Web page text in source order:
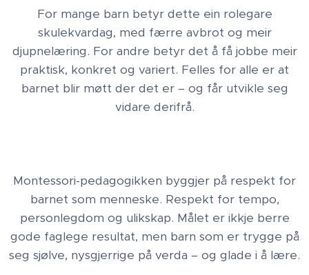
For mange barn betyr dette ein rolegare
skulekvardag, med færre avbrot og meir
djupnelæring. For andre betyr det å få jobbe meir
praktisk, konkret og variert. Felles for alle er at
barnet blir møtt der det er – og får utvikle seg
vidare derifrå.
Montessori-pedagogikken byggjer på respekt for
barnet som menneske. Respekt for tempo,
personlegdom og ulikskap. Målet er ikkje berre
gode faglege resultat, men barn som er trygge på
seg sjølve, nysgjerrige på verda – og glade i å lære.